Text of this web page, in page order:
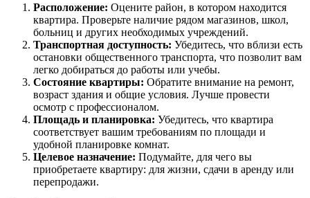
Расположение: Оцените район, в котором находится
квартира. Проверьте наличие рядом магазинов, школ,
больниц и других необходимых учреждений.
Транспортная доступность: Убедитесь, что вблизи есть
остановки общественного транспорта, что позволит вам
легко добираться до работы или учебы.
Состояние квартиры: Обратите внимание на ремонт,
возраст здания и общие условия. Лучше провести
осмотр с профессионалом.
Площадь и планировка: Убедитесь, что квартира
соответствует вашим требованиям по площади и
удобной планировке комнат.
Целевое назначение: Подумайте, для чего вы
приобретаете квартиру: для жизни, сдачи в аренду или
перепродажи.